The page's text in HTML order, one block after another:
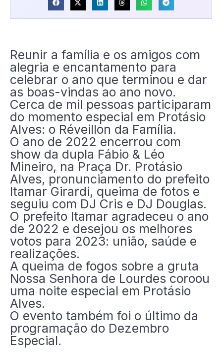
Reunir a família e os amigos com
alegria e encantamento para
celebrar o ano que terminou e dar
as boas-vindas ao ano novo.
Cerca de mil pessoas participaram
do momento especial em Protásio
Alves: o Réveillon da Família.
O ano de 2022 encerrou com
show da dupla Fábio & Léo
Mineiro, na Praça Dr. Protásio
Alves, pronunciamento do prefeito
Itamar Girardi, queima de fotos e
seguiu com DJ Cris e DJ Douglas.
O prefeito Itamar agradeceu o ano
de 2022 e desejou os melhores
votos para 2023: união, saúde e
realizações.
A queima de fogos sobre a gruta
Nossa Senhora de Lourdes coroou
uma noite especial em Protásio
Alves.
O evento também foi o último da
programação do Dezembro
Especial.